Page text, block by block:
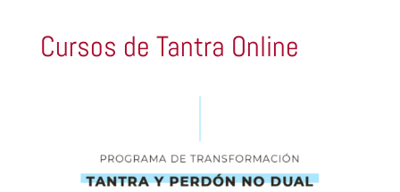
Cursos de Tantra Online